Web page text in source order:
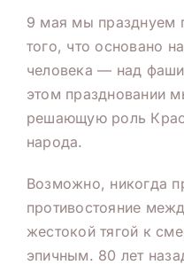
9 мая мы празднуем
того, что основано
человека — над
этом праздновании
решающую роль
народа.
Возможно, никогда
противостояние
жестокой тягой к
эпичным. 80 лет